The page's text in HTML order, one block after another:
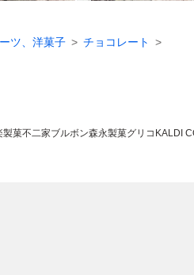
ツ、洋菓子
チョコレート
製菓不二家ブルボン森永製菓グリコ KALDI